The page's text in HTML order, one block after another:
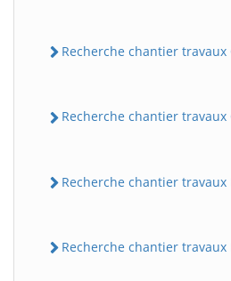
Recherche chantier travaux
Recherche chantier travaux
Recherche chantier travaux
Recherche chantier travaux